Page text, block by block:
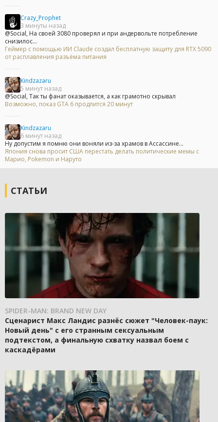
Crazy_Prophet
3 минуты назад
@Social, На своей 3080 проверял и при андервольте потребление
снизилос...
Геймер с помощью ИИ Claude создал бесплатную защиту для RTX 5090
от расплавления разъёма питания
Kindzazaru
5 минут назад
@Social, Так ты фанат оказывается, а как грамотно скрывал
Возможно, показ GTA 6 продлится 20 минут
Kindzazaru
6 минут назад
Ну допустим я помню они воняли из-за храмов в Ассассине...
Япония снова просит США перестать делать политические мемы с
Марио, Pokemon и Наруто
СТАТЬИ
SPIDER-MAN: BRAND NEW DAY
Сценарист Макс Ландис разнёс сюжет "Человек-паук:
Новый день" с его странным сексуальным
подтекстом, а финальную схватку назвал боем с
каскадёрами